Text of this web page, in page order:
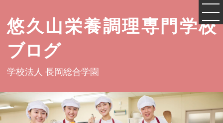
悠久山栄養調理専門学校
ブログ
学校法人 長岡総合学園